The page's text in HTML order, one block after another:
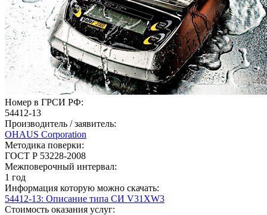
Номер в ГРСИ РФ:
54412-13
Производитель / заявитель:
OHAUS Corporation
Методика поверки:
ГОСТ Р 53228-2008
Межповерочный интервал:
1 год
Информация которую можно скачать:
54412-13: Описание типа СИ V31XW3
Стоимость оказания услуг: